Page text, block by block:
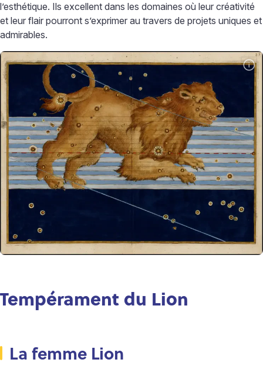
l’esthétique. Ils excellent dans les domaines où leur créativité
et leur flair pourront s’exprimer au travers de projets uniques et
admirables.
Tempérament du Lion
La femme Lion